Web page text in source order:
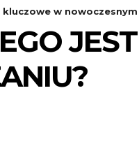
w nowoczesnym